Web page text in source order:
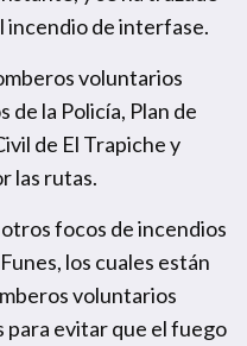
incendio de interfase.
voluntarios
la Policía, Plan de
de El Trapiche y
las rutas.
focos de incendios
los cuales están
voluntarios
evitar que el fuego